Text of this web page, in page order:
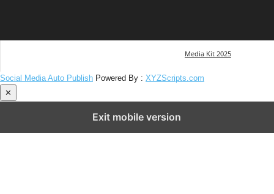
Media Kit 2025
Social Media Auto Publish Powered By : XYZScripts.com
✕
Exit mobile version